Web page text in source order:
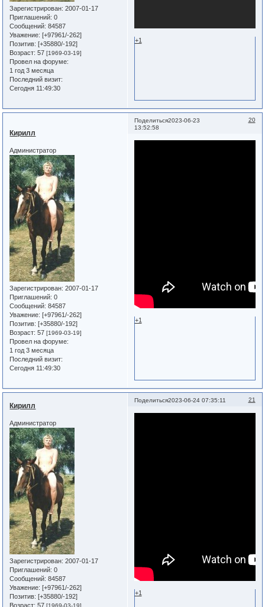
Зарегистрирован: 2007-01-17
Приглашений: 0
Сообщений: 84587
Уважение: [+97961/-262]
Позитив: [+35880/-192]
Возраст: 57[1969-03-19]
Провел на форуме:
1 год 3 месяца
Последний визит:
Сегодня 11:49:30
+1
Поделиться 20
2023-06-23
13:52:58
Кирилл
Администратор
Зарегистрирован: 2007-01-17
Приглашений: 0
Сообщений: 84587
Уважение: [+97961/-262]
Позитив: [+35880/-192]
Возраст: 57[1969-03-19]
Провел на форуме:
1 год 3 месяца
Последний визит:
Сегодня 11:49:30
+1
Поделиться 21
2023-06-24 07:35:11
Кирилл
Администратор
Зарегистрирован: 2007-01-17
Приглашений: 0
Сообщений: 84587
Уважение: [+97961/-262]
Позитив: [+35880/-192]
Возраст: 57[1969-03-19]
+1